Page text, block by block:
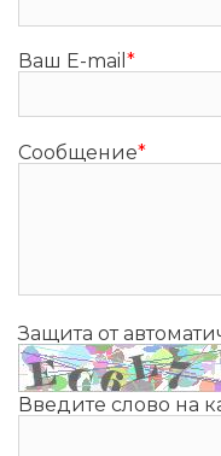
Ваш E-mail *
Сообщение*
Защита от
Введите слово на